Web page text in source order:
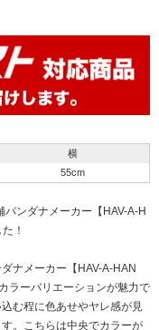
横
55cm
ンダナメーカー【HAV-A-H
！
ナメーカー【HAV-A-HAN
ラーバリエーションが魅力で
む程に色あせやヤレ感が見
。こちらは中央でカラーが